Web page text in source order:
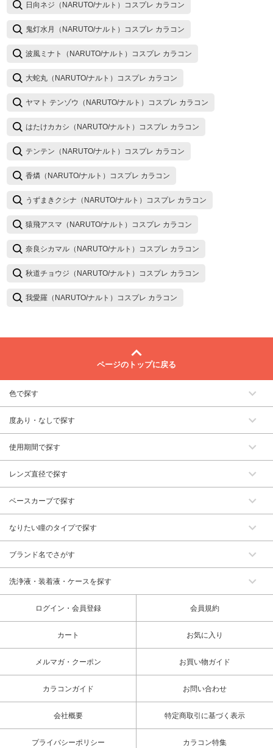
日向ネジ（NARUTO/ナルト）コスプレ カラコン
鬼灯水月（NARUTO/ナルト）コスプレ カラコン
波風ミナト（NARUTO/ナルト）コスプレ カラコン
大蛇丸（NARUTO/ナルト）コスプレ カラコン
ヤマト テンゾウ（NARUTO/ナルト）コスプレ カラコン
はたけカカシ（NARUTO/ナルト）コスプレ カラコン
テンテン（NARUTO/ナルト）コスプレ カラコン
香燐（NARUTO/ナルト）コスプレ カラコン
うずまきクシナ（NARUTO/ナルト）コスプレ カラコン
猿飛アスマ（NARUTO/ナルト）コスプレ カラコン
奈良シカマル（NARUTO/ナルト）コスプレ カラコン
秋道チョウジ（NARUTO/ナルト）コスプレ カラコン
我愛羅（NARUTO/ナルト）コスプレ カラコン
ページのトップに戻る
色で探す
度あり・なしで探す
使用期間で探す
レンズ直径で探す
ベースカーブで探す
なりたい瞳のタイプで探す
ブランド名でさがす
洗浄液・装着液・ケースを探す
ログイン・会員登録 会員規約
カート お気に入り
メルマガ・クーポン お買い物ガイド
カラコンガイド お問い合わせ
会社概要 特定商取引に基づく表示
プライバシーポリシー カラコン特集